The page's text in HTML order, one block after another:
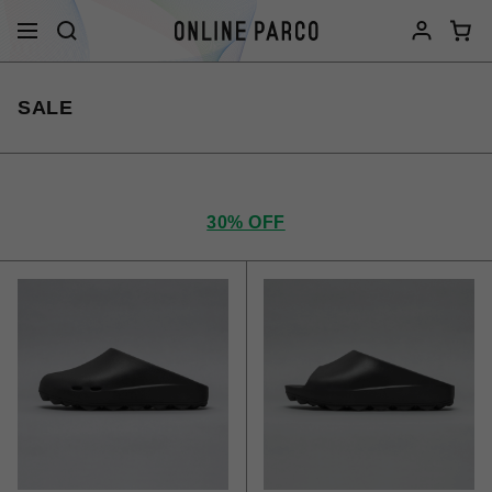
SALE
30% OFF